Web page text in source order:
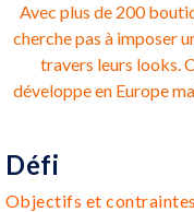
Avec plus de 200
cherche pas à imposer
travers leurs looks.
développe en Europe
Défi
Objectifs et